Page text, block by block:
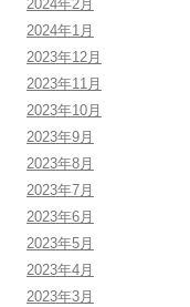
2024年2月
2024年1月
2023年12月
2023年11月
2023年10月
2023年9月
2023年8月
2023年7月
2023年6月
2023年5月
2023年4月
2023年3月